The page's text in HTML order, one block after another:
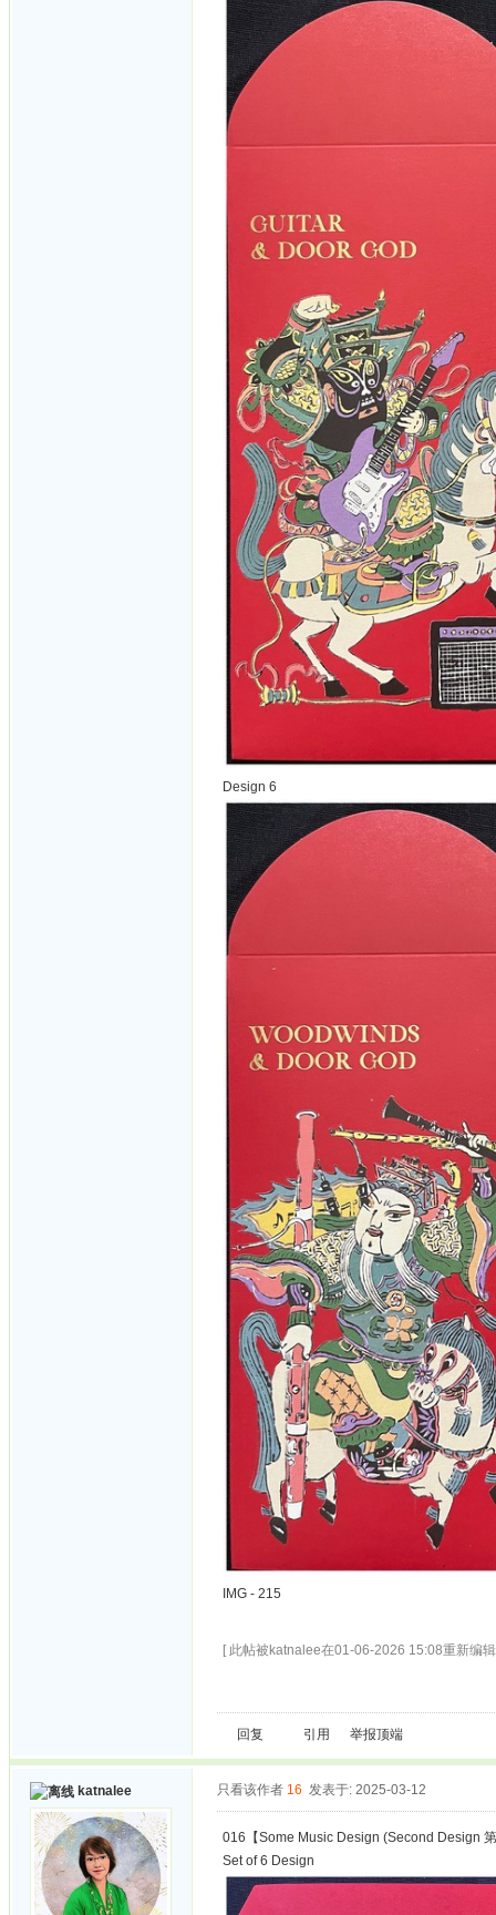
Design 6
IMG - 215
[ 此帖被katnalee在01-06-2026 15:08重新编
回复 引用 举报顶端
katnalee 只看该作者 16 发表于: 2025-03-12
016【Some Music Design (Second Design
Set of 6 Design